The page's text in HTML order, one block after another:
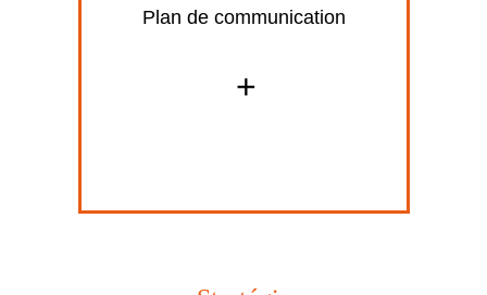
Plan de communication
+